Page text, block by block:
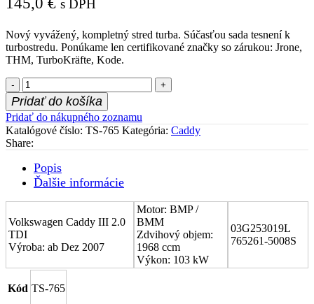
s DPH
Nový vyvážený, kompletný stred turba. Súčasťou sada tesnení k
turbostredu. Ponúkame len certifikované značky so zárukou: Jrone,
THM, TurboKräfte, Kode.
množstvo
Stred
turboduchadla
(CHRA)
Volkswagen
Caddy
2.0
TDI
Pridať do košíka
Pridať do nákupného zoznamu
Katalógové číslo: TS-765 Kategória: Caddy
Share:
Popis
Ďalšie informácie
Volkswagen Caddy III 2.0
TDI
Výroba: ab Dez 2007
Motor: BMP /
BMM
Zdvihový objem:
1968 ccm
Výkon: 103 kW
03G253019L
765261-5008S
Kód TS-765